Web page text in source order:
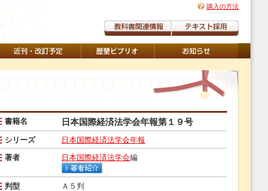
購入の方法
書籍名 日本国際経済法学会年報第１９号
シリーズ
日本国際経済法学会年報
著者
日本国際経済法学会編
判型
Ａ５判